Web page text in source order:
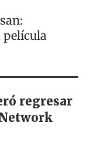
película
regresar